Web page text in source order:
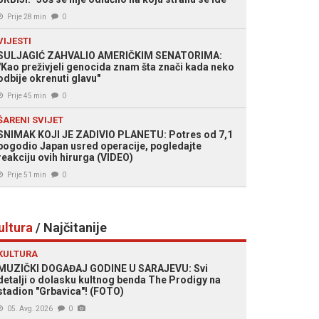
Slobodna Bosna/Samir Saletović)
Prije 28 min 0
ZAHVALIO AMERIČKIM SENATORIMA:
preživjeli genocida znam šta znači kada neko
okrenuti glavu"
Prije 45 min 0
SVIJET
KOJI JE ZADIVIO PLANETU: Potres od 7,1
Japan usred operacije, pogledajte
ovih hirurga (VIDEO)
Prije 51 min 0
/ Najčitanije
MUZIČKI DOGAĐAJ GODINE U SARAJEVU: Svi
o dolasku kultnog benda The Prodigy na
"Grbavica"! (FOTO)
05. Avg. 2026 0